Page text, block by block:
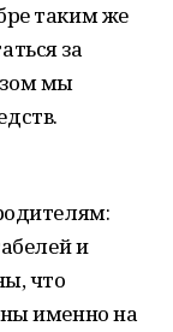
таким же
за
мы
и
что
именно на